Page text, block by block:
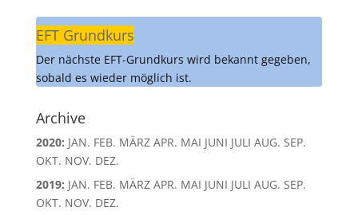
EFT Grundkurs
Der nächste EFT-Grundkurs wird bekannt gegeben,
sobald es wieder möglich ist.
Archive
2020: JAN. FEB. MÄRZ APR. MAI JUNI JULI AUG. SEP.
OKT. NOV. DEZ.
2019: JAN. FEB. MÄRZ APR. MAI JUNI JULI AUG. SEP.
OKT. NOV. DEZ.